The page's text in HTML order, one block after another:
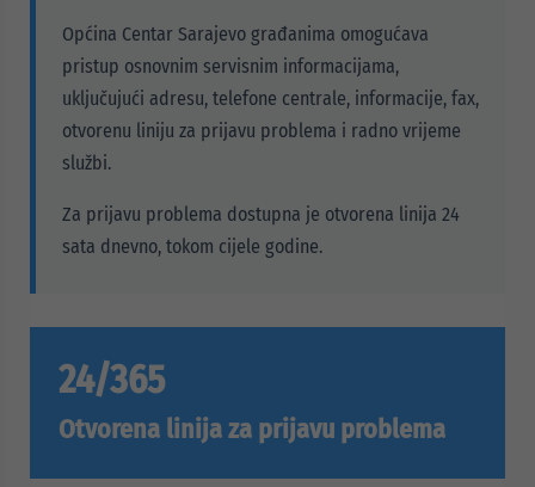
Općina Centar Sarajevo građanima omogućava
pristup osnovnim servisnim informacijama,
uključujući adresu, telefone centrale, informacije, fax,
otvorenu liniju za prijavu problema i radno vrijeme
službi.
Za prijavu problema dostupna je otvorena linija 24
sata dnevno, tokom cijele godine.
24/365
Otvorena linija za prijavu problema